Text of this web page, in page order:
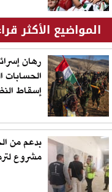
المواضيع الأكثر
رهان
إسقاط
بدعم من
مشروع